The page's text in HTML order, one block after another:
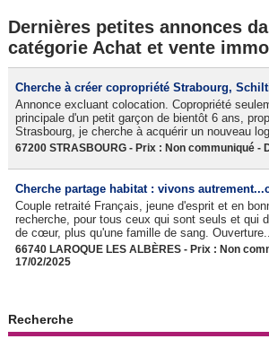
Dernières petites annonces
catégorie Achat et vente
Cherche à créer copropriété Strabourg,
Annonce excluant colocation. Copropriété
principale d'un petit garçon de bientôt 6 ans,
Strasbourg, je cherche à acquérir un nouveau
67200 STRASBOURG - Prix : Non communiqué -
Cherche partage habitat : vivons
Couple retraité Français, jeune d'esprit et en
recherche, pour tous ceux qui sont seuls et qui
de cœur, plus qu'une famille de sang. Ouverture...
66740 LAROQUE LES ALBÈRES - Prix : Non
17/02/2025
Recherche